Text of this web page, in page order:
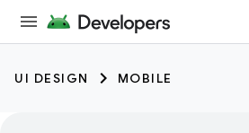
UI DESIGN MOBILE